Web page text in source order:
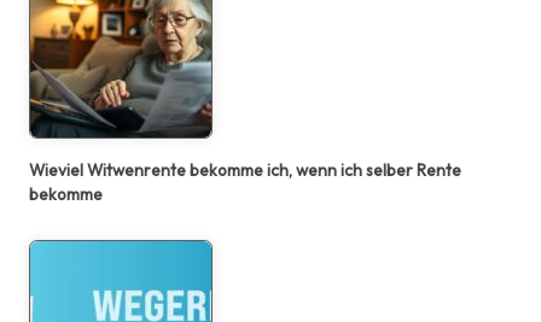
Wieviel Witwenrente bekomme ich, wenn ich selber Rente
bekomme